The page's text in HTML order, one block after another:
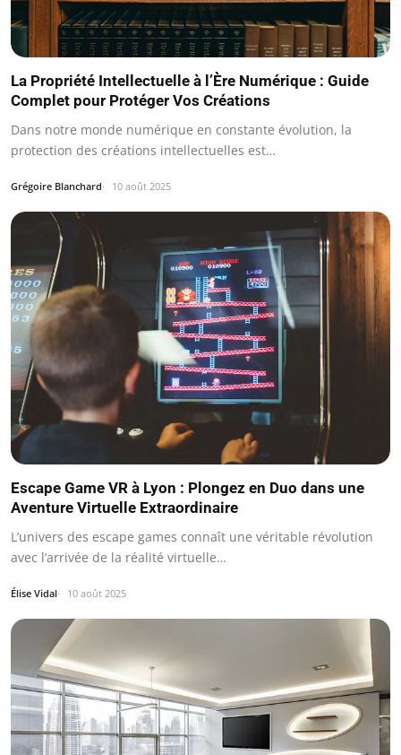
La Propriété Intellectuelle à l’Ère Numérique : Guide
Complet pour Protéger Vos Créations
Dans notre monde numérique en constante évolution, la
protection des créations intellectuelles est…
Grégoire Blanchard 10 août 2025
Escape Game VR à Lyon : Plongez en Duo dans une
Aventure Virtuelle Extraordinaire
L’univers des escape games connaît une véritable révolution
avec l’arrivée de la réalité virtuelle…
Élise Vidal 10 août 2025